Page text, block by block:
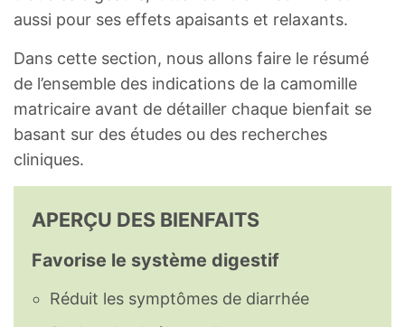
aussi pour ses effets apaisants et relaxants.
Dans cette section, nous allons faire le résumé
de l’ensemble des indications de la camomille
matricaire avant de détailler chaque bienfait se
basant sur des études ou des recherches
cliniques.
APERÇU DES BIENFAITS
Favorise le système digestif
Réduit les symptômes de diarrhée